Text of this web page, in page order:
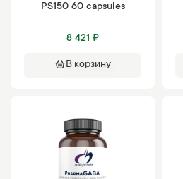
PS150 60 capsules
8 421 ₽
В корзину